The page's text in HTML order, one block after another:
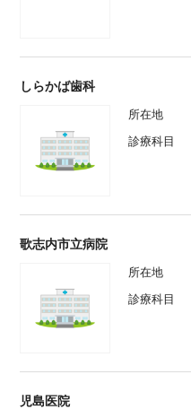
しらかば歯科
所在地
診療科目
歌志内市立病院
所在地
診療科目
児島医院